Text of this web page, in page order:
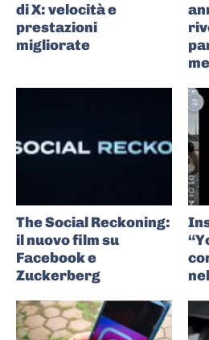
di X: velocità e
prestazioni
migliorate
The Social Reckoning:
il nuovo film su
Facebook e
Zuckerberg